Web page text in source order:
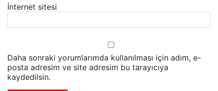
İnternet sitesi
Daha sonraki yorumlarımda kullanılması için adım, e-
posta adresim ve site adresim bu tarayıcıya
kaydedilsin.